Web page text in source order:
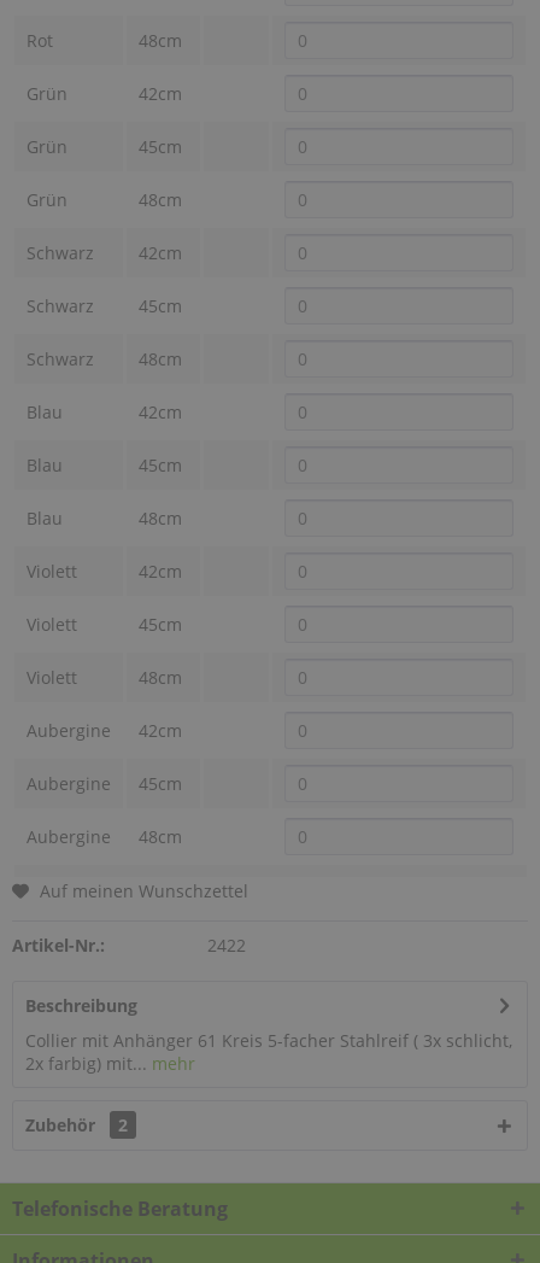
Rot 48cm
Grün 42cm
Grün 45cm
Grün 48cm
Schwarz 42cm
Schwarz 45cm
Schwarz 48cm
Blau 42cm
Blau 45cm
Blau 48cm
Violett 42cm
Violett 45cm
Violett 48cm
Aubergine 42cm
Aubergine 45cm
Aubergine 48cm
Auf meinen Wunschzettel
Artikel-Nr.: 2422
Beschreibung
Collier mit Anhänger 61 Kreis 5-facher Stahlreif ( 3x schlicht,
2x farbig) mit... mehr
Zubehör 2
Telefonische Beratung